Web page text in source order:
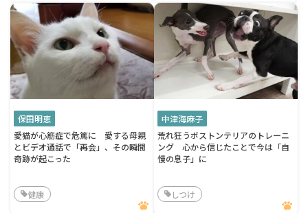
保田明恵
愛猫が心筋症で危篤に 愛する母親
とビデオ通話で「再会」、その瞬間
奇跡が起こった
健康
中津海麻子
荒れ狂うボストンテリアのトレーニ
ング 心から信じたことで今は「自
慢の息子」に
しつけ